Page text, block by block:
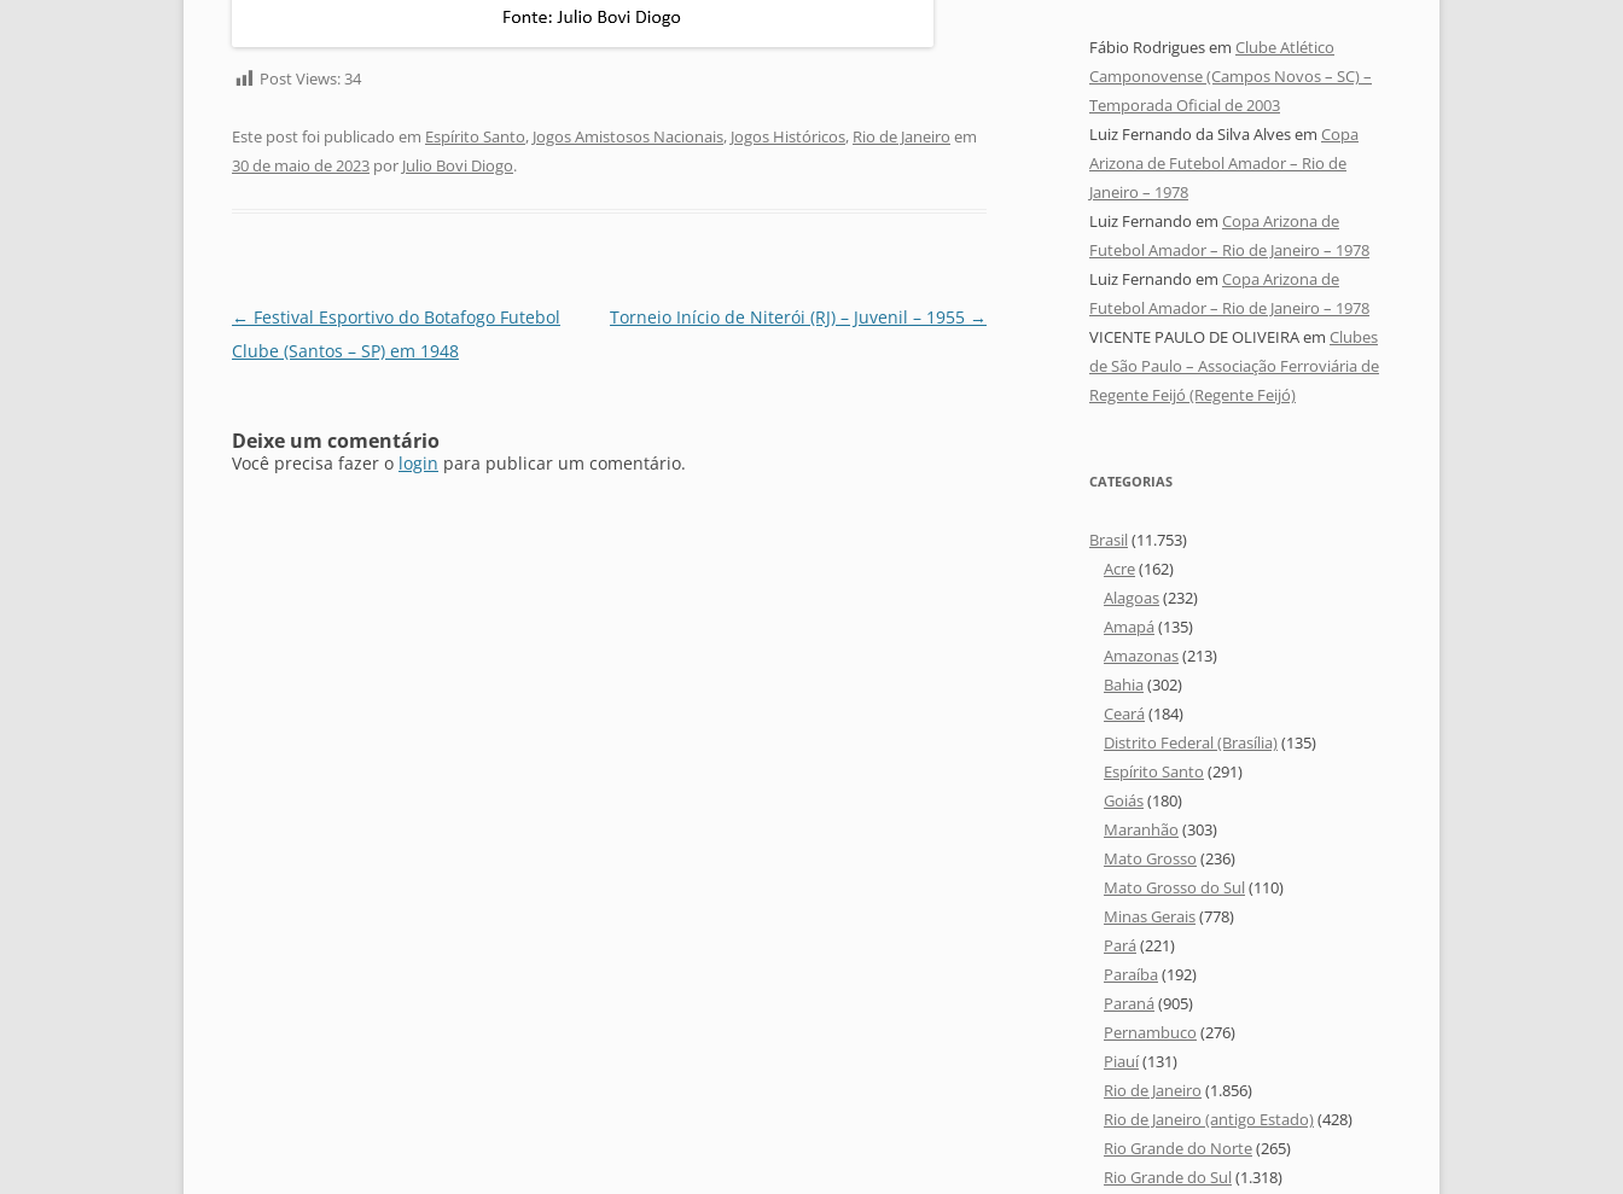
Post Views:34
Este post foi publicado em Espírito Santo, Jogos Amistosos Nacionais, Jogos Históricos, Rio de Janeiro em
30 de maio de 2023 por Julio Bovi Diogo.
Navegação
de
← Festival Esportivo do Botafogo Futebol
Clube (Santos – SP) em 1948
Torneio Início de Niterói (RJ) – Juvenil – 1955 →
Deixe um comentário
Você precisa fazer o login para publicar um comentário.
Fábio Rodriguesem Clube Atlético
Camponovense (Campos Novos – SC) –
Temporada Oficial de 2003
Luiz Fernando da Silva Alvesem Copa
Arizona de Futebol Amador – Rio de
Janeiro – 1978
Luiz Fernando em Copa Arizona de
Futebol Amador – Rio de Janeiro – 1978
Luiz Fernando em Copa Arizona de
Futebol Amador – Rio de Janeiro – 1978
VICENTE PAULO DE OLIVEIRAem Clubes
de São Paulo – Associação Ferroviária de
Regente Feijó (Regente Feijó)
CATEGORIAS
Brasil(11.753)
Acre(162)
Alagoas(232)
Amapá (135)
Amazonas(213)
Bahia (302)
Ceará (184)
Distrito Federal (Brasília)(135)
Espírito Santo (291)
Goiás(180)
Maranhão (303)
Mato Grosso (236)
Mato Grosso do Sul(110)
Minas Gerais(778)
Pará (221)
Paraíba (192)
Paraná (905)
Pernambuco (276)
Piauí(131)
Rio de Janeiro (1.856)
Rio de Janeiro (antigo Estado)(428)
Rio Grande do Norte(265)
Rio Grande do Sul(1.318)